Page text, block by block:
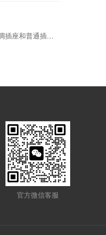
插座的区别是什么
官方微信客服